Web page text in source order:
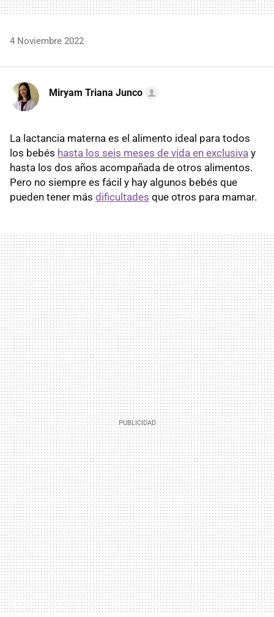
4 Noviembre 2022
Miryam Triana Junco
La lactancia materna es el alimento ideal para todos
los bebés hasta los seis meses de vida en exclusiva y
hasta los dos años acompañada de otros alimentos.
Pero no siempre es fácil y hay algunos bebés que
pueden tener más dificultades que otros para mamar.